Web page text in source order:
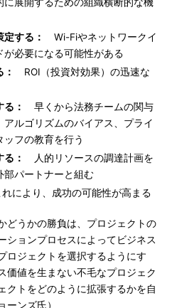
する：
Wi-Fiやネットワークイ
が必要になる可能性がある
ROI（投資対効果）の迅速な
：
早くから法務チームの関与
ルゴリズムのバイアス、プライ
フの教育を行う
：
人的リソースの調達計画を
部パートナーと組む
により、成功の可能性が高まる
うかの勝負は、プロジェクトの
ションプロセスによってビジネス
ロジェクトを選択するようにす
価値を生まない不毛なプロジェク
クトをどのように拡張するかを自
ーンズ氏）